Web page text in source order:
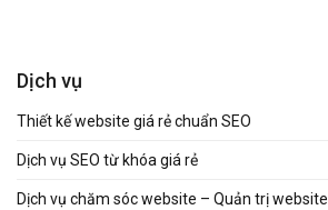
Dịch vụ
Thiết kế website giá rẻ chuẩn SEO
Dịch vụ SEO từ khóa giá rẻ
Dịch vụ chăm sóc website – Quản trị website